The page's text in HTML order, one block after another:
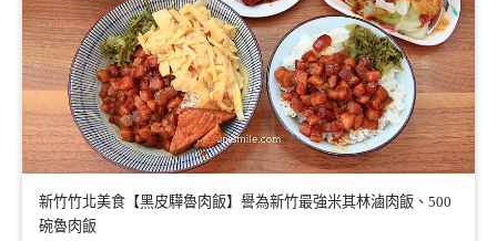
新竹竹北美食【黑皮驊魯肉飯】譽為新竹最強米其林滷肉飯、500
碗魯肉飯